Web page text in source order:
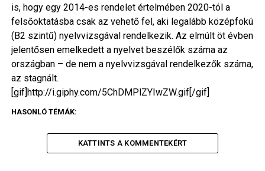
is, hogy egy 2014-es rendelet értelmében 2020-tól a
felsőoktatásba csak az vehető fel, aki legalább középfokú
(B2 szintű) nyelvvizsgával rendelkezik. Az elmúlt öt évben
jelentősen emelkedett a nyelvet beszélők száma az
országban – de nem a nyelvvizsgával rendelkezők száma,
az stagnált.
[gif]http://i.giphy.com/5ChDMPlZYIwZW.gif[/gif]
HASONLÓ TÉMÁK:
KATTINTS A KOMMENTEKÉRT